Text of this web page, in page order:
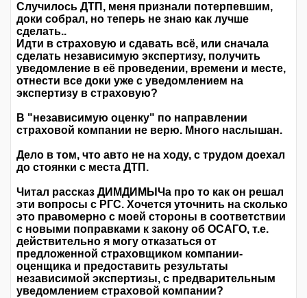
Случилось ДТП, меня признали потерпевшим,
доки собрал, но теперь не знаю как лучше
сделать..
Идти в страховую и сдавать всё, или сначала
сделать независимую экспертизу, получить
уведомление в её проведении, времени и месте,
отнести все доки уже с уведомлением на
экспертизу в страховую?
В "независимую оценку" по направлении
страховой компании не верю. Много наслышан.
Дело в том, что авто не на ходу, с трудом доехал
до стоянки с места ДТП.
Читал рассказ ДИМДИМЫЧа про то как он решал
эти вопросы с РГС. Хочется уточнить на сколько
это правомерно с моей стороны в соответствии
с новыми поправками к закону об ОСАГО, т.е.
действительно я могу отказаться от
предложенной страховщиком компании-
оценщика и предоставить результаты
независимой экспертизы, с предварительным
уведомлением страховой компании?